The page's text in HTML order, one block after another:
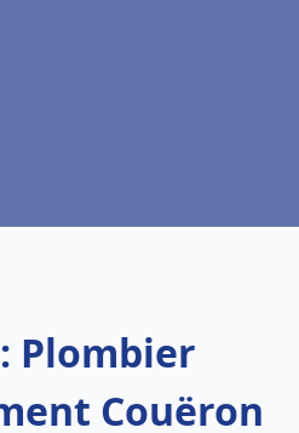
Plombier
Couëron